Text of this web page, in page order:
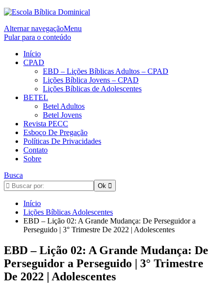
Alternar navegaçãoMenu
Pular para o conteúdo
Início
CPAD
EBD – Lições Bíblicas Adultos – CPAD
Lições Bíblica Jovens – CPAD
Lições Bíblicas de Adolescentes
BETEL
Betel Adultos
Betel Jovens
Revista PECC
Esboço De Pregação
Políticas De Privacidades
Contato
Sobre
Busca
Início
Lições Bíblicas Adolescentes
EBD – Lição 02: A Grande Mudança: De Perseguidor a
Perseguido | 3° Trimestre De 2022 | Adolescentes
EBD – Lição 02: A Grande Mudança: De
Perseguidor a Perseguido | 3° Trimestre
De 2022 | Adolescentes